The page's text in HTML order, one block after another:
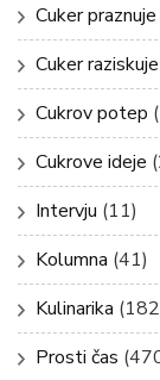
Cuker praznuje
Cuker raziskuje
Cukrov potep
Cukrove ideje
Intervju (11)
Kolumna (41)
Kulinarika
Prosti čas